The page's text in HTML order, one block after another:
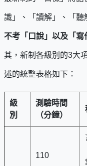
識」、「讀解」、「聽
不考「口說」以及「寫
其，新制各級別的3大
述的統整表格如下：
級
別
測驗時間
（分鐘）
110